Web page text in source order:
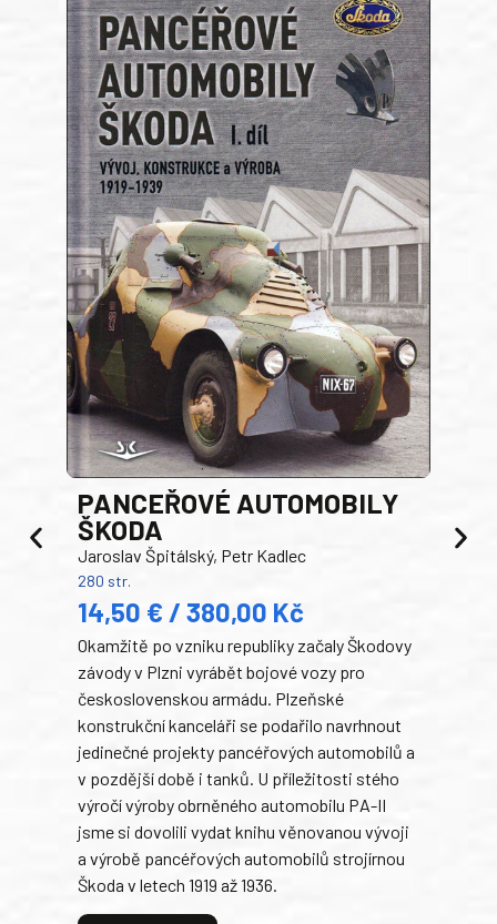
PANCEŘOVÉ AUTOMOBILY
ŠKODA
Jaroslav Špitálský, Petr Kadlec
280 str.
14,50 € / 380,00 Kč
Okamžitě po vzniku republiky začaly Škodovy
závody v Plzni vyrábět bojové vozy pro
československou armádu. Plzeňské
konstrukční kanceláři se podařilo navrhnout
jedinečné projekty pancéřových automobilů a
v pozdější době i tanků. U příležitosti stého
výročí výroby obrněného automobilu PA-II
jsme si dovolili vydat knihu věnovanou vývoji
a výrobě pancéřových automobilů strojírnou
Škoda v letech 1919 až 1936.